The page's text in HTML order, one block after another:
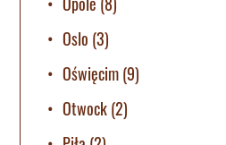
Oslo (3)
Oświęcim(9)
Otwock(2)